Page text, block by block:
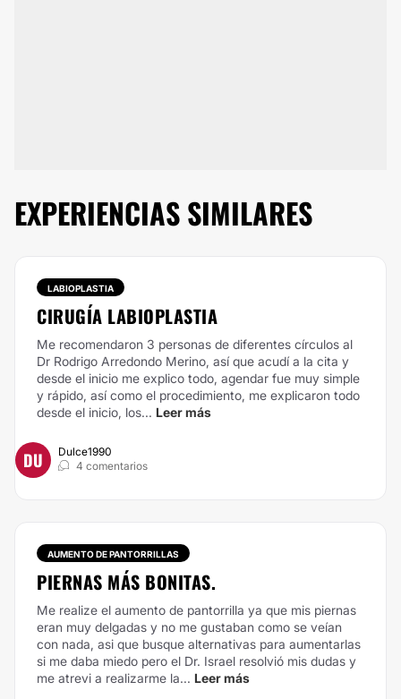
EXPERIENCIAS SIMILARES
LABIOPLASTIA
CIRUGÍA LABIOPLASTIA
Me recomendaron 3 personas de diferentes círculos al
Dr Rodrigo Arredondo Merino, así que acudí a la cita y
desde el inicio me explico todo, agendar fue muy simple
y rápido, así como el procedimiento, me explicaron todo
desde el inicio, los... Leer más
DU
Dulce1990
4 comentarios
AUMENTO DE PANTORRILLAS
PIERNAS MÁS BONITAS.
Me realize el aumento de pantorrilla ya que mis piernas
eran muy delgadas y no me gustaban como se veían
con nada, asi que busque alternativas para aumentarlas
si me daba miedo pero el Dr. Israel resolvió mis dudas y
me atrevi a realizarme la... Leer más